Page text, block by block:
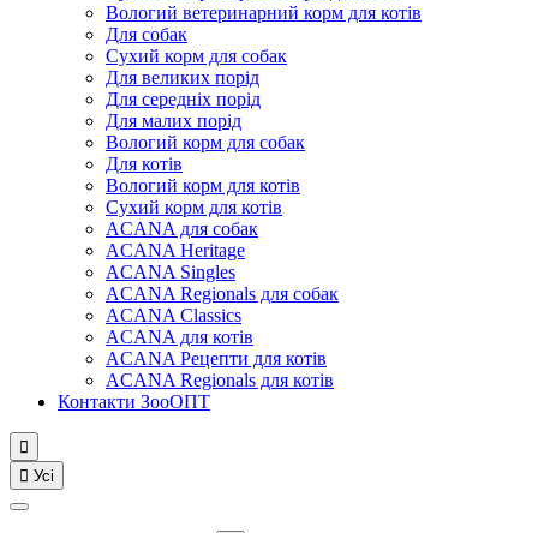
Вологий ветеринарний корм для котів
Для собак
Сухий корм для собак
Для великих порід
Для середніх порід
Для малих порід
Вологий корм для собак
Для котів
Вологий корм для котів
Сухий корм для котів
ACANA для собак
ACANA Heritage
ACANA Singles
ACANA Regionals для собак
ACANA Classics
ACANA для котів
ACANA Рецепти для котів
ACANA Regionals для котів
Контакти ЗооОПТ

 Усі